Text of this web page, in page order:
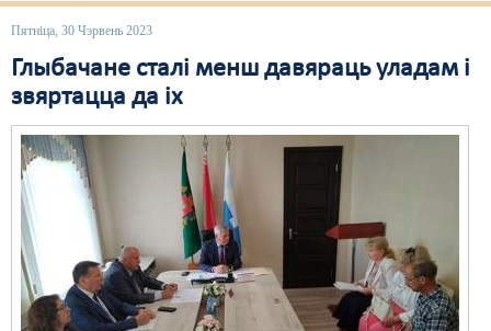
Пятніца, 30 Чэрвень 2023
Глыбачане сталі менш давяраць уладам і
звяртацца да іх